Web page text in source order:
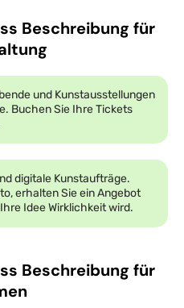
Beschreibung für
und Kunstausstellungen
Buchen Sie Ihre Tickets
digitale Kunstaufträge.
erhalten Sie ein Angebot
Idee Wirklichkeit wird.
Beschreibung für